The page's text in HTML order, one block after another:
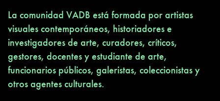
La comunidad VADB está formada por artistas
visuales contemporáneos, historiadores e
investigadores de arte, curadores, críticos,
gestores, docentes y estudiante de arte,
funcionarios públicos, galeristas, coleccionistas y
otros agentes culturales.